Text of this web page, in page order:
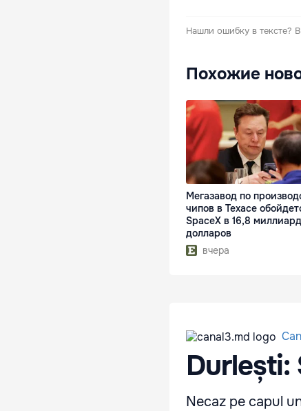
Нашли ошибку в тексте?
Похожие
Мегазавод по
чипов в Техасе
SpaceX в 16,8
долларов
вчера
Durlești:
Necaz pe capul